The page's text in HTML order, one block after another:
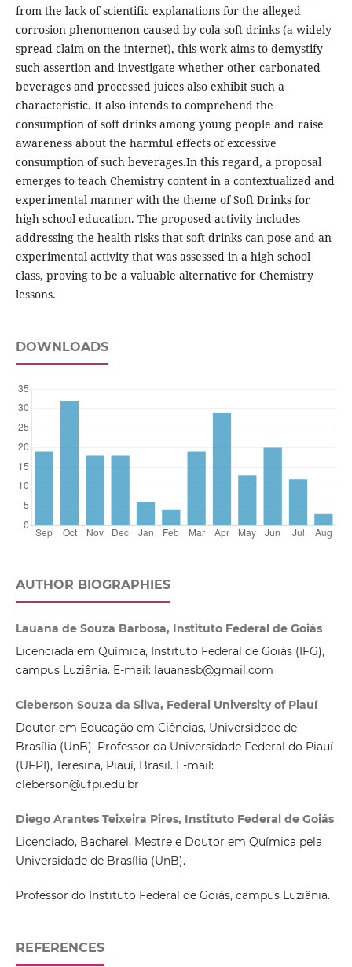
from the lack of scientific explanations for the alleged
corrosion phenomenon caused by cola soft drinks (a widely
spread claim on the internet), this work aims to demystify
such assertion and investigate whether other carbonated
beverages and processed juices also exhibit such a
characteristic. It also intends to comprehend the
consumption of soft drinks among young people and raise
awareness about the harmful effects of excessive
consumption of such beverages.In this regard, a proposal
emerges to teach Chemistry content in a contextualized and
experimental manner with the theme of Soft Drinks for
high school education. The proposed activity includes
addressing the health risks that soft drinks can pose and an
experimental activity that was assessed in a high school
class, proving to be a valuable alternative for Chemistry
lessons.
DOWNLOADS
AUTHOR BIOGRAPHIES
Lauana de Souza Barbosa, Instituto Federal de Goiás
Licenciada em Química, Instituto Federal de Goiás (IFG),
campus Luziânia. E-mail: lauanasb@gmail.com
Cleberson Souza da Silva, Federal University of Piauí
Doutor em Educação em Ciências, Universidade de
Brasília (UnB). Professor da Universidade Federal do Piauí
(UFPI), Teresina, Piauí, Brasil. E-mail:
cleberson@ufpi.edu.br
Diego Arantes Teixeira Pires, Instituto Federal de Goiás
Licenciado, Bacharel, Mestre e Doutor em Química pela
Universidade de Brasília (UnB).
Professor do Instituto Federal de Goiás, campus Luziânia.
REFERENCES